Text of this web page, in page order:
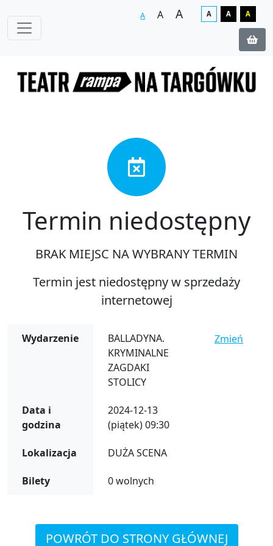
A A A A A A
Termin niedostępny
BRAK MIEJSC NA WYBRANY TERMIN
Termin jest niedostępny w sprzedaży
internetowej
Wydarzenie
BALLADYNA.
KRYMINALNE
ZAGDAKI
STOLICY
Zmień
Data i
godzina
2024-12-13
(piątek) 09:30
Lokalizacja DUŻA SCENA
Bilety 0 wolnych
POWRÓT DO STRONY GŁÓWNEJ